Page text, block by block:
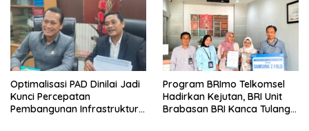
Optimalisasi PAD Dinilai Jadi
Kunci Percepatan
Pembangunan Infrastruktur
Program BRImo Telkomsel
Hadirkan Kejutan, BRI Unit
Brabasan BRI Kanca Tulang